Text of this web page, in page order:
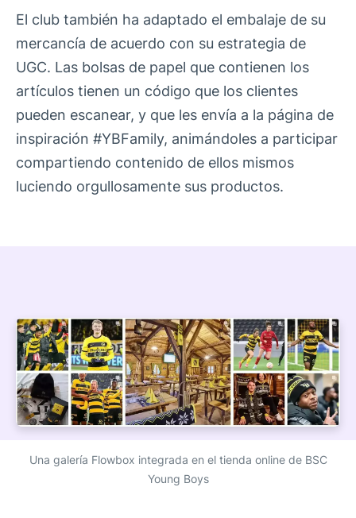
El club también ha adaptado el embalaje de su
mercancía de acuerdo con su estrategia de
UGC. Las bolsas de papel que contienen los
artículos tienen un código que los clientes
pueden escanear, y que les envía a la página de
inspiración #YBFamily, animándoles a participar
compartiendo contenido de ellos mismos
luciendo orgullosamente sus productos.
Una galería Flowbox integrada en el tienda online de BSC
Young Boys